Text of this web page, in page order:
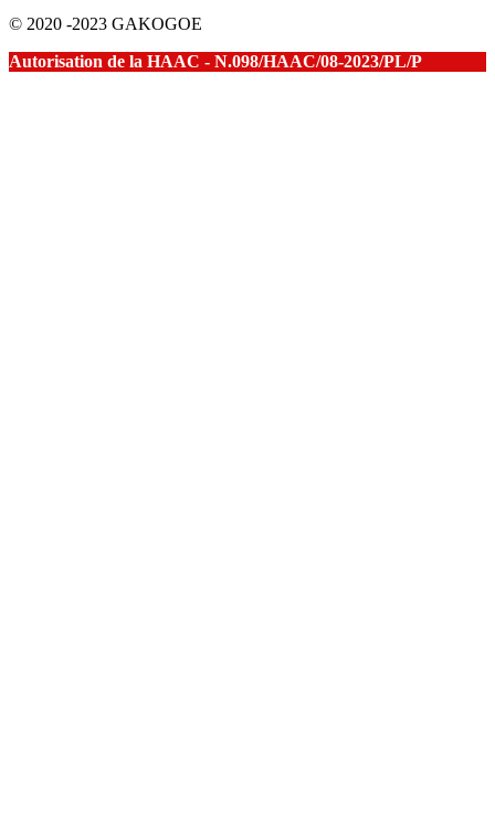
© 2020 -2023 GAKOGOE
Autorisation de la HAAC - N.098/HAAC/08-2023/PL/P